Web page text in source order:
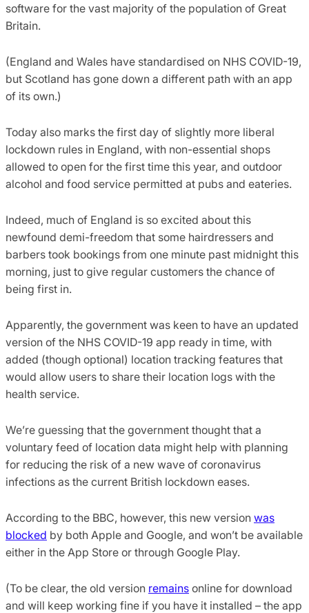
software for the vast majority of the population of Great
Britain.
(England and Wales have standardised on NHS COVID-19,
but Scotland has gone down a different path with an app
of its own.)
Today also marks the first day of slightly more liberal
lockdown rules in England, with non-essential shops
allowed to open for the first time this year, and outdoor
alcohol and food service permitted at pubs and eateries.
Indeed, much of England is so excited about this
newfound demi-freedom that some hairdressers and
barbers took bookings from one minute past midnight this
morning, just to give regular customers the chance of
being first in.
Apparently, the government was keen to have an updated
version of the NHS COVID-19 app ready in time, with
added (though optional) location tracking features that
would allow users to share their location logs with the
health service.
We’re guessing that the government thought that a
voluntary feed of location data might help with planning
for reducing the risk of a new wave of coronavirus
infections as the current British lockdown eases.
According to the BBC, however, this new version was
blocked by both Apple and Google, and won’t be available
either in the App Store or through Google Play.
(To be clear, the old version remains online for download
and will keep working fine if you have it installed – the app